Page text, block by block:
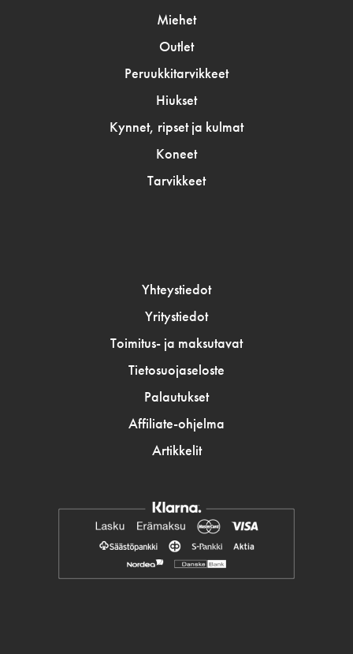
Miehet
Outlet
Peruukkitarvikkeet
Hiukset
Kynnet, ripset ja kulmat
Koneet
Tarvikkeet
Yhteystiedot
Yritystiedot
Toimitus- ja maksutavat
Tietosuojaseloste
Palautukset
Affiliate-ohjelma
Artikkelit